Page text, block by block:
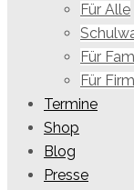
Für Alle
Für
Für
Termine
Shop
Blog
Presse